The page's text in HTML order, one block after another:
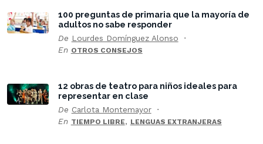
100 preguntas de primaria que la mayoría de
adultos no sabe responder
De Lourdes Domínguez Alonso
En OTROS CONSEJOS
12 obras de teatro para niños ideales para
representar en clase
De Carlota Montemayor
En TIEMPO LIBRE, LENGUAS EXTRANJERAS